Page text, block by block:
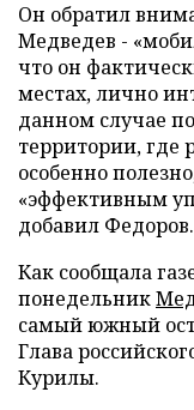
Он обратил
Медведев -
что он
местах, лично
данном случае
территории, где
особенно
«эффективным
добавил Федоров.
Как сообщала
понедельник
самый южный
Глава
Курилы.